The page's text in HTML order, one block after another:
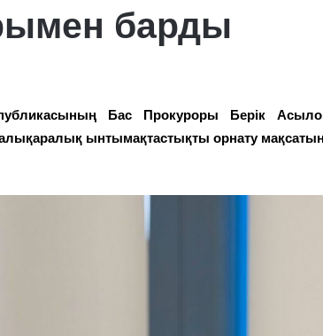
барды
Бас Прокуроры Берік
ынтымақтастықты орнату